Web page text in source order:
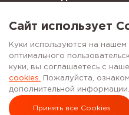
Сайт использует
Куки используются на нашем
оптимального
куки, вы соглашаетесь с
cookies.
Пожалуйста,
дополнительной информации.
Принять все Cookies
+7
Политика
Соглашение на
2026 © ТМ «Эстетика